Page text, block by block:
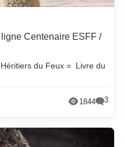
Centenaire ESFF /
du Feux = Livre du
1844 3